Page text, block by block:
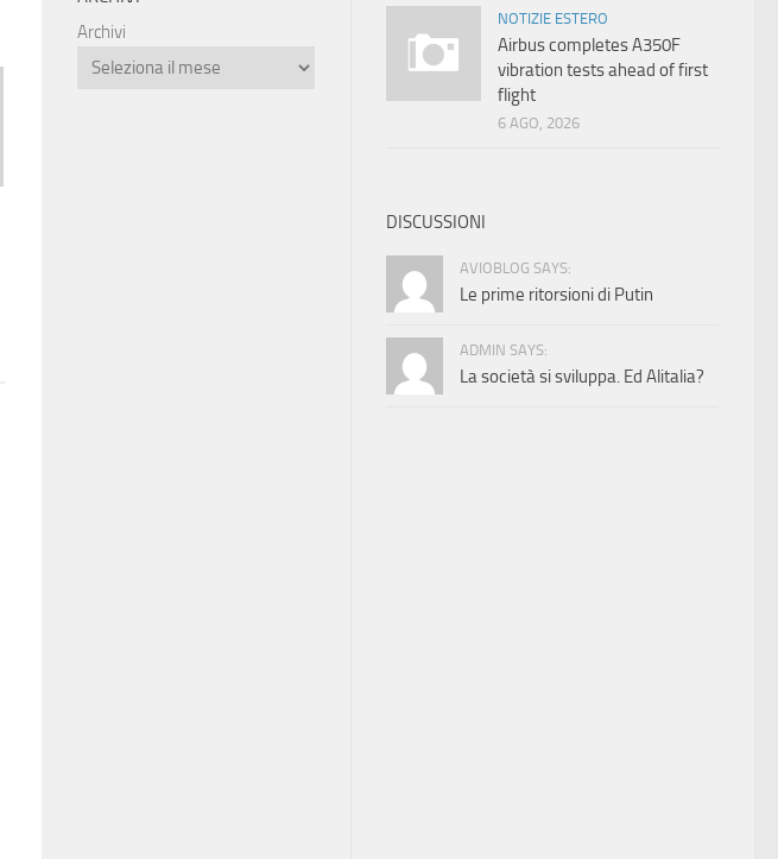
NOTIZIE ESTERO
Airbus completes A350F
vibration tests ahead of first
flight
6 AGO, 2026
DISCUSSIONI
AVIOBLOG SAYS:
Le prime ritorsioni di Putin
ADMIN SAYS:
La società si sviluppa. Ed Alitalia?
Archivi